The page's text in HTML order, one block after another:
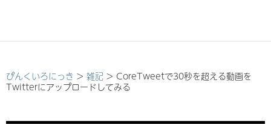
ぴんくいろにっき > 雑記 > CoreTweetで30秒を超える動画を
Twitterにアップロードしてみる